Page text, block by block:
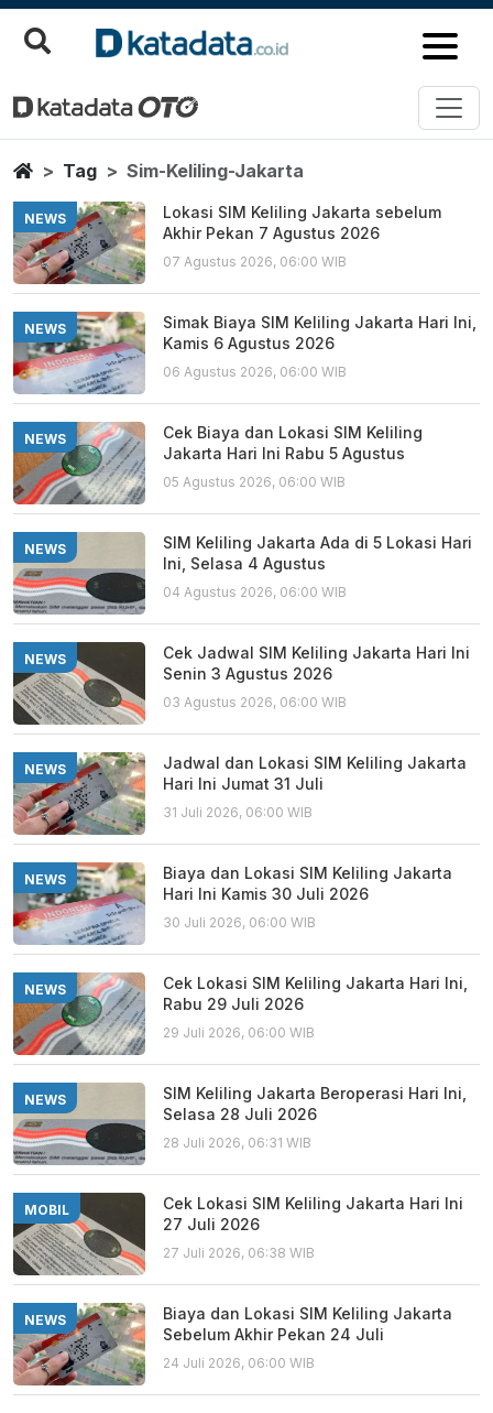
Sim Keliling Jakarta
Berita Terbaru
HomeTag Sim-Keliling-Jakarta
NEWS
Lokasi SIM Keliling Jakarta sebelum
Akhir Pekan 7 Agustus 2026
07 Agustus 2026, 06:00 WIB
NEWS
Simak Biaya SIM Keliling Jakarta Hari Ini,
Kamis 6 Agustus 2026
06 Agustus 2026, 06:00 WIB
NEWS
Cek Biaya dan Lokasi SIM Keliling
Jakarta Hari Ini Rabu 5 Agustus
05 Agustus 2026, 06:00 WIB
NEWS
SIM Keliling Jakarta Ada di 5 Lokasi Hari
Ini, Selasa 4 Agustus
04 Agustus 2026, 06:00 WIB
NEWS
Cek Jadwal SIM Keliling Jakarta Hari Ini
Senin 3 Agustus 2026
03 Agustus 2026, 06:00 WIB
NEWS
Jadwal dan Lokasi SIM Keliling Jakarta
Hari Ini Jumat 31 Juli
31 Juli 2026, 06:00 WIB
NEWS
Biaya dan Lokasi SIM Keliling Jakarta
Hari Ini Kamis 30 Juli 2026
30 Juli 2026, 06:00 WIB
NEWS
Cek Lokasi SIM Keliling Jakarta Hari Ini,
Rabu 29 Juli 2026
29 Juli 2026, 06:00 WIB
NEWS
SIM Keliling Jakarta Beroperasi Hari Ini,
Selasa 28 Juli 2026
28 Juli 2026, 06:31 WIB
MOBIL
Cek Lokasi SIM Keliling Jakarta Hari Ini
27 Juli 2026
27 Juli 2026, 06:38 WIB
NEWS
Biaya dan Lokasi SIM Keliling Jakarta
Sebelum Akhir Pekan 24 Juli
24 Juli 2026, 06:00 WIB